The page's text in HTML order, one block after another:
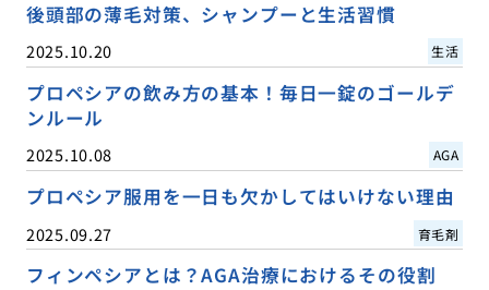
後頭部の薄毛対策、シャンプーと生活習慣
2025.10.20 生活
プロペシアの飲み方の基本！毎日一錠のゴールデ
ンルール
2025.10.08 AGA
プロペシア服用を一日も欠かしてはいけない理由
2025.09.27 育毛剤
フィンペシアとは？AGA治療におけるその役割